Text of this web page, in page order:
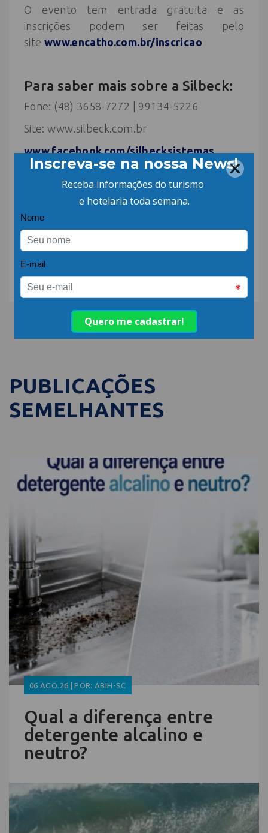
O evento tem entrada gratuita e as
inscrições podem ser feitas pelo
site www.encatho.com.br/inscricao
Para saber mais sobre a Silbeck:
Fone: (48) 3658-7272 | 99134-5226
Site: www.silbeck.com.br
www.facebook.com/silbecksistemas
Encatho
COMPARTILHE:
PUBLICAÇÕES
SEMELHANTES
06.AGO.26 | POR: ABIH-SC
Qual a diferença entre
detergente alcalino e
neutro?